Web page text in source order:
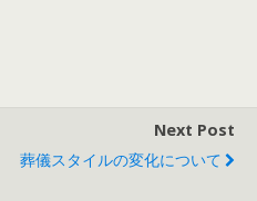
Next Post
葬儀スタイルの変化について